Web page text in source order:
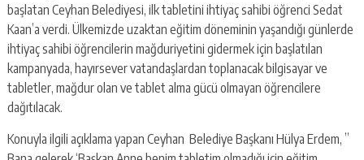
başlatan Ceyhan Belediyesi, ilk tabletini ihtiyaç sahibi öğrenci Sedat
Kaan’a verdi. Ülkemizde uzaktan eğitim döneminin yaşandığı günlerde
ihtiyaç sahibi öğrencilerin mağduriyetini gidermek için başlatılan
kampanyada, hayırsever vatandaşlardan toplanacak bilgisayar ve
tabletler, mağdur olan ve tablet alma gücü olmayan öğrencilere
dağıtılacak.
Konuyla ilgili açıklama yapan Ceyhan Belediye Başkanı Hülya Erdem, ”